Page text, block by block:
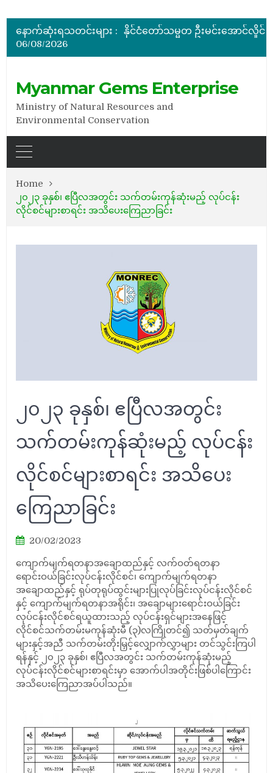
နောက်ဆုံးရသတင်းများ :
အိတ်ဖွင့်တင်ဒါခေါ်ယူခြင်း
06/08/2026
Myanmar Gems Enterprise
Ministry of Natural Resources and
Environmental Conservation
Home
၂၀၂၃ ခုနှစ်၊ ဧပြီလအတွင်း သက်တမ်းကုန်ဆုံးမည့် လုပ်ငန်း
လိုင်စင်များစာရင်း အသိပေးကြေညာခြင်း
၂၀၂၃ ခုနှစ်၊ ဧပြီလအတွင်း
သက်တမ်းကုန်ဆုံးမည့် လုပ်ငန်း
လိုင်စင်များစာရင်း အသိပေး
ကြေညာခြင်း
20/02/2023
ကျောက်မျက်ရတနာအချောထည်နှင့် လက်ဝတ်ရတနာ
ရောင်းဝယ်ခြင်းလုပ်ငန်းလိုင်စင်၊ ကျောက်မျက်ရတနာ
အချောထည်နှင့် ရုပ်တုရုပ်ထွင်းများပြုလုပ်ခြင်းလုပ်ငန်းလိုင်စင်
နှင့် ကျောက်မျက်ရတနာအရိုင်း၊ အချောများရောင်းဝယ်ခြင်း
လုပ်ငန်းလိုင်စင်ရယူထားသည့် လုပ်ငန်းရှင်များအနေဖြင့်
လိုင်စင်သက်တမ်းမကုန်ဆုံးမီ (၃)လကြိုတင်၍ သတ်မှတ်ချက်
များနှင့်အညီ သက်တမ်းတိုးမြှင့်လျှောက်လွှာများ တင်သွင်းကြပါ
ရန်နှင့် ၂၀၂၃ ခုနှစ်၊ ဧပြီလအတွင်း သက်တမ်းကုန်ဆုံးမည့်
လုပ်ငန်းလိုင်စင်များစာရင်းမှာ အောက်ပါအတိုင်းဖြစ်ပါကြောင်း
အသိပေးကြေညာအပ်ပါသည်။